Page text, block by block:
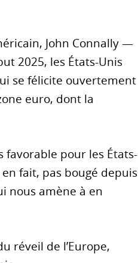
John Connally —
2025, les États-Unis
se félicite ouvertement
euro, dont la
favorable pour les États-
fait, pas bougé depuis
nous amène à en
réveil de l’Europe,